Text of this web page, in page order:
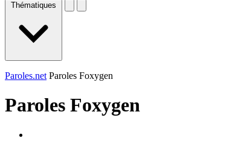
Thématiques
Paroles.net Paroles Foxygen
Paroles Foxygen